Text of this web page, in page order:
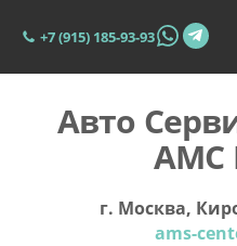
+7 (915) 185-93-93
Авто
АМС
г. Москва,
ams-